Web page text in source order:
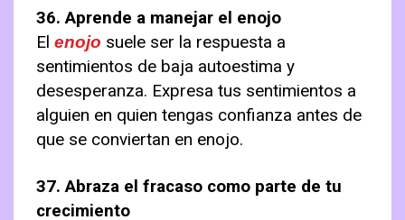
36. Aprende a manejar el enojo
El enojo suele ser la respuesta a
sentimientos de baja autoestima y
desesperanza. Expresa tus sentimientos a
alguien en quien tengas confianza antes de
que se conviertan en enojo.
37. Abraza el fracaso como parte de tu
crecimiento